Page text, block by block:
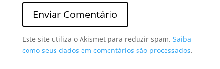
Este site utiliza o Akismet para reduzir spam. Saiba
como seus dados em comentários são processados.